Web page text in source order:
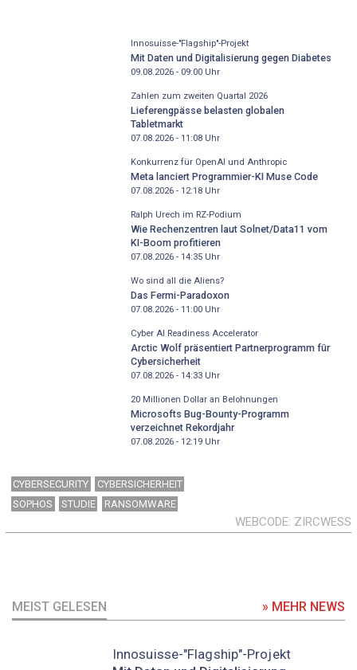
Innosuisse-"Flagship"-Projekt
Mit Daten und Digitalisierung gegen Diabetes
09.08.2026 - 09:00Uhr
Zahlen zum zweiten Quartal 2026
Lieferengpässe belasten globalen
Tabletmarkt
07.08.2026 - 11:08Uhr
Konkurrenz für OpenAI und Anthropic
Meta lanciert Programmier-KI Muse Code
07.08.2026 - 12:18Uhr
Ralph Urech im RZ-Podium
Wie Rechenzentren laut Solnet/Data11 vom
KI-Boom profitieren
07.08.2026 - 14:35Uhr
Wo sind all die Aliens?
Das Fermi-Paradoxon
07.08.2026 - 11:00Uhr
Cyber AI Readiness Accelerator
Arctic Wolf präsentiert Partnerprogramm für
Cybersicherheit
07.08.2026 - 14:33Uhr
20 Millionen Dollar an Belohnungen
Microsofts Bug-Bounty-Programm
verzeichnet Rekordjahr
07.08.2026 - 12:19Uhr
CYBERSECURITY
CYBERSICHERHEIT
SOPHOS
STUDIE RANSOMWARE
WEBCODE ZIRCWESS
MEIST GELESEN » MEHR NEWS
Innosuisse-"Flagship"-Projekt